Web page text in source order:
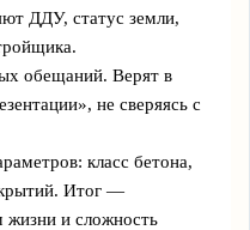
ДДУ, статус земли,
обещаний. Верят в
не сверяясь с
класс бетона,
Итог —
жизни и сложность